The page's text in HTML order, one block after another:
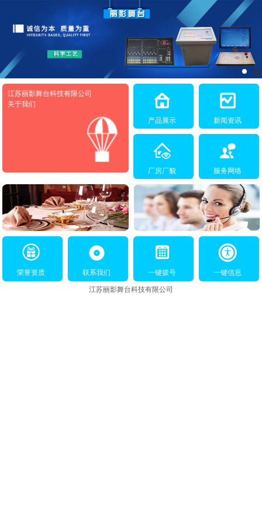
江苏丽影舞台科技有限公司
关于我们
产品展示
新闻资讯
厂房厂貌 服务网络
荣誉资质 联系我们 一键拨号 一键信息
江苏丽影舞台科技有限公司